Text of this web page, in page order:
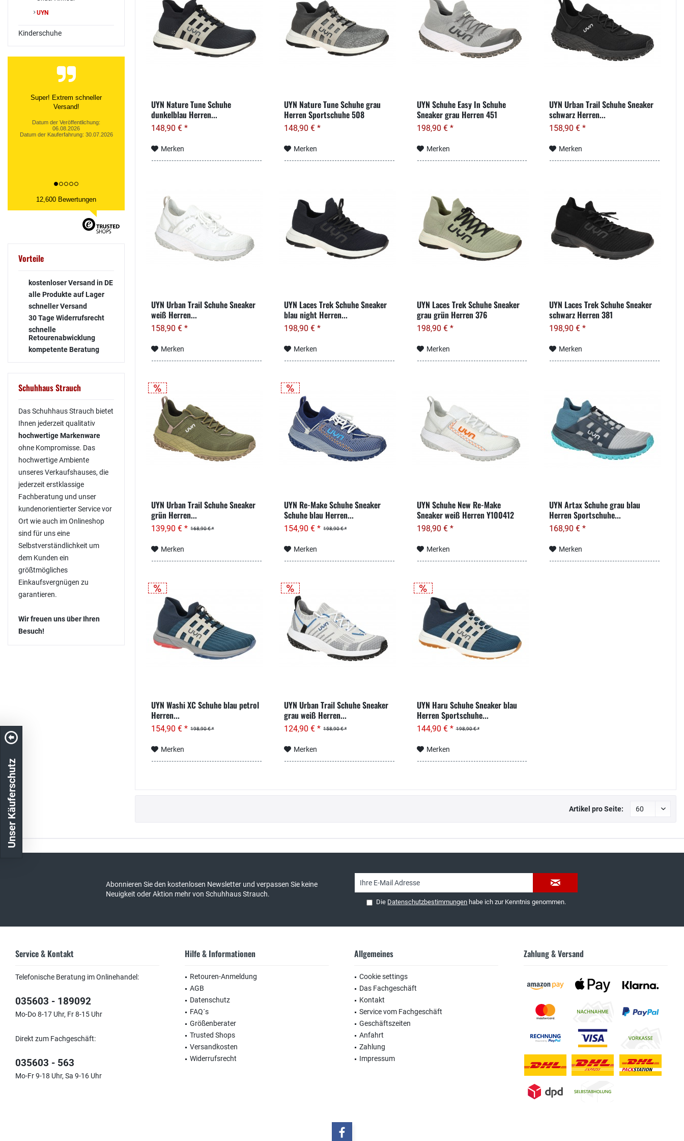
UYN
Kinderschuhe
Schnelle Lieferung super
Qualität zum günstigen Preis.
Datum der Veröffentlichung:
05.08.2026
12,600 Bewertungen
Vorteile
kostenloser Versand in DE
alle Produkte auf Lager
schneller Versand
30 Tage Widerrufsrecht
schnelle
Retourenabwicklung
kompetente Beratung
Schuhhaus Strauch
Das Schuhhaus Strauch bietet
Ihnen jederzeit qualitativ
hochwertige Markenware
ohne Kompromisse. Das
hochwertige Ambiente
unseres Verkaufshauses, die
jederzeit erstklassige
Fachberatung und unser
kundenorientierter Service vor
Ort wie auch im Onlineshop
sind für uns eine
Selbstverständlichkeit um
dem Kunden ein
größtmögliches
Einkaufsvergnügen zu
garantieren.
Wir freuen uns über Ihren
Besuch!
UYN Nature Tune Schuhe
dunkelblau Herren...
148,90 € *
Merken
UYN Nature Tune Schuhe grau
Herren Sportschuhe 508
148,90 € *
Merken
UYN Schuhe Easy In Schuhe
Sneaker grau Herren 451
198,90 € *
Merken
UYN Urban Trail Schuhe Sneaker
schwarz Herren...
158,90 € *
Merken
UYN Urban Trail Schuhe Sneaker
weiß Herren...
158,90 € *
Merken
UYN Laces Trek Schuhe Sneaker
blau night Herren...
198,90 € *
Merken
UYN Laces Trek Schuhe Sneaker
grau grün Herren 376
198,90 € *
Merken
UYN Laces Trek Schuhe Sneaker
schwarz Herren 381
198,90 € *
Merken
UYN Urban Trail Schuhe Sneaker
grün Herren...
168,90 € *
139,90 € *
Merken
UYN Re-Make Schuhe Sneaker
Schuhe blau Herren...
198,90 € *
154,90 € *
Merken
UYN Schuhe New Re-Make
Sneaker weiß Herren Y100412
198,90 € *
Merken
UYN Artax Schuhe grau blau
Herren Sportschuhe...
168,90 € *
Merken
UYN Washi XC Schuhe blau petrol
Herren...
198,90 € *
154,90 € *
Merken
UYN Urban Trail Schuhe Sneaker
grau weiß Herren...
158,90 € *
124,90 € *
Merken
UYN Haru Schuhe Sneaker blau
Herren Sportschuhe...
198,90 € *
144,90 € *
Merken
Artikel pro Seite:
Abonnieren Sie den kostenlosen Newsletter und verpassen Sie keine
Neuigkeit oder Aktion mehr von Schuhhaus Strauch.
Die Datenschutzbestimmungen habe ich zur Kenntnis genommen.
Service & Kontakt
Telefonische Beratung im Onlinehandel:
035603 - 189092
Mo-Do 8-17 Uhr, Fr 8-15 Uhr
Direkt zum Fachgeschäft:
035603 - 563
Mo-Fr 9-18 Uhr, Sa 9-16 Uhr
Hilfe & Informationen
Retouren-Anmeldung
AGB
Datenschutz
FAQ´s
Größenberater
Trusted Shops
Versandkosten
Widerrufsrecht
Allgemeines
Cookie settings
Das Fachgeschäft
Kontakt
Service vom Fachgeschäft
Geschäftszeiten
Anfahrt
Zahlung
Impressum
Zahlung & Versand
Unser Käuferschutz